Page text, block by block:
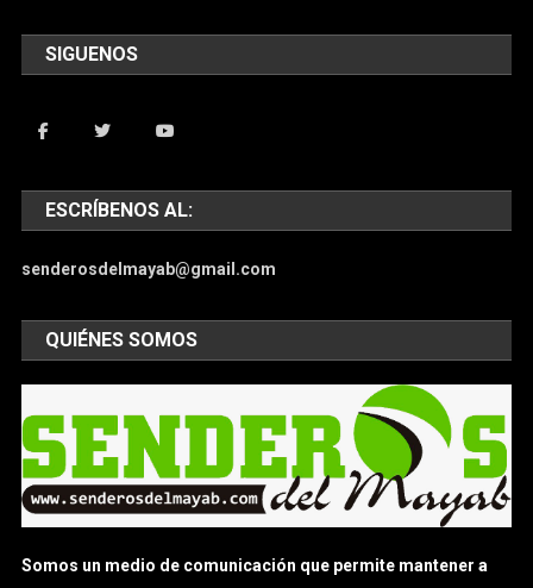
SIGUENOS
ESCRÍBENOS AL:
senderosdelmayab@gmail.com
QUIÉNES SOMOS
Somos un medio de comunicación que permite mantener a